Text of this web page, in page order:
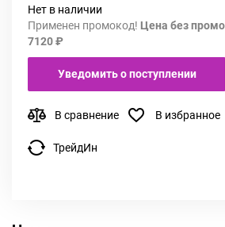
Нет в наличии
Применен промокод! Цена без
7120 ₽
Уведомить о поступлении
В сравнение В избранное
ТрейдИн